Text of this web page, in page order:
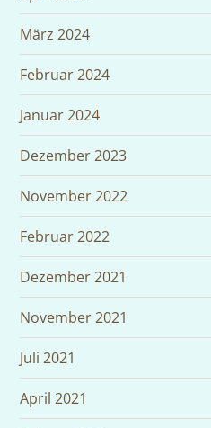
März 2024
Februar 2024
Januar 2024
Dezember 2023
November 2022
Februar 2022
Dezember 2021
November 2021
Juli 2021
April 2021